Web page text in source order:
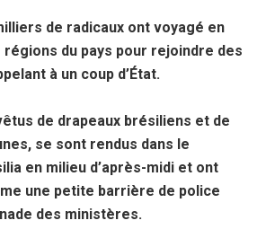
de radicaux ont voyagé en
régions du pays pour rejoindre des
à un coup d’État.
de drapeaux brésiliens et de
se sont rendus dans le
en milieu d’après-midi et ont
une petite barrière de police
des ministères.